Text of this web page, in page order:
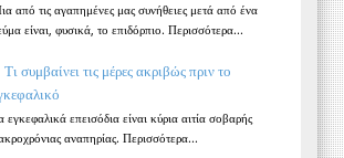
από τις αγαπημένες μας συνήθειες μετά από ένα
είναι, φυσικά, το επιδόρπιο. Περισσότερα...
Τι συμβαίνει τις μέρες ακριβώς πριν το
εγκεφαλικά επεισόδια είναι κύρια αιτία σοβαρής
αναπηρίας. Περισσότερα...